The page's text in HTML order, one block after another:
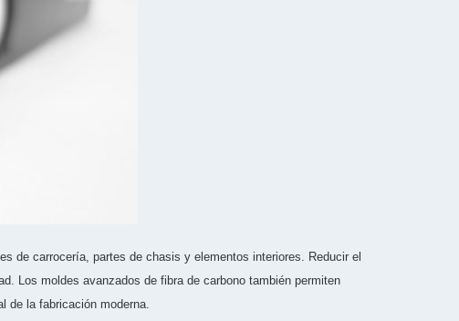
de carrocería, partes de chasis y elementos interiores. Reducir el
Los moldes avanzados de fibra de carbono también permiten
de la fabricación moderna.